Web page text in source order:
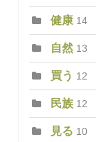
健康 14
自然 13
買う 12
民族 12
見る 10